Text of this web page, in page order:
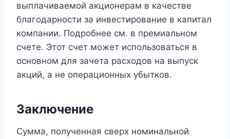
выплачиваемой акционерам в качестве
благодарности за инвестирование в капитал
компании. Подробнее см. в премиальном
счете. Этот счет может использоваться в
основном для зачета расходов на выпуск
акций, а не операционных убытков.
Заключение
Сумма, полученная сверх номинальной